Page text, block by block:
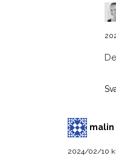
malin
2024/02/10